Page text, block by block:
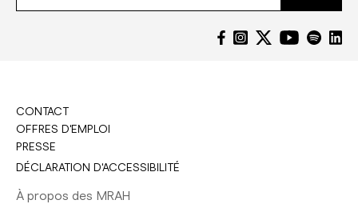
CONTACT
OFFRES D'EMPLOI
PRESSE
DÉCLARATION D'ACCESSIBILITÉ
À propos des MRAH